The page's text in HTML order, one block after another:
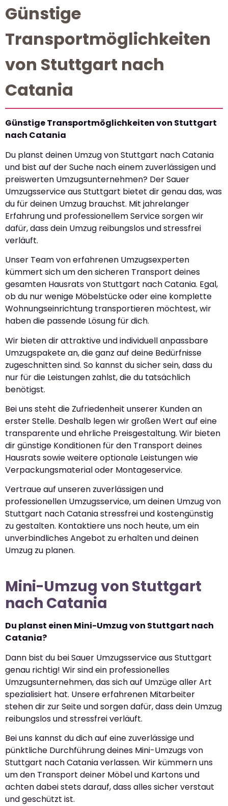
Günstige
Transportmöglichkeiten
von Stuttgart nach
Catania
Günstige Transportmöglichkeiten von Stuttgart
nach Catania
Du planst deinen Umzug von Stuttgart nach Catania
und bist auf der Suche nach einem zuverlässigen und
preiswerten Umzugsunternehmen? Der Sauer
Umzugsservice aus Stuttgart bietet dir genau das, was
du für deinen Umzug brauchst. Mit jahrelanger
Erfahrung und professionellem Service sorgen wir
dafür, dass dein Umzug reibungslos und stressfrei
verläuft.
Unser Team von erfahrenen Umzugsexperten
kümmert sich um den sicheren Transport deines
gesamten Hausrats von Stuttgart nach Catania. Egal,
ob du nur wenige Möbelstücke oder eine komplette
Wohnungseinrichtung transportieren möchtest, wir
haben die passende Lösung für dich.
Wir bieten dir attraktive und individuell anpassbare
Umzugspakete an, die ganz auf deine Bedürfnisse
zugeschnitten sind. So kannst du sicher sein, dass du
nur für die Leistungen zahlst, die du tatsächlich
benötigst.
Bei uns steht die Zufriedenheit unserer Kunden an
erster Stelle. Deshalb legen wir großen Wert auf eine
transparente und ehrliche Preisgestaltung. Wir bieten
dir günstige Konditionen für den Transport deines
Hausrats sowie weitere optionale Leistungen wie
Verpackungsmaterial oder Montageservice.
Vertraue auf unseren zuverlässigen und
professionellen Umzugsservice, um deinen Umzug von
Stuttgart nach Catania stressfrei und kostengünstig
zu gestalten. Kontaktiere uns noch heute, um ein
unverbindliches Angebot zu erhalten und deinen
Umzug zu planen.
Mini-Umzug von Stuttgart
nach Catania
Du planst einen Mini-Umzug von Stuttgart nach
Catania?
Dann bist du bei Sauer Umzugsservice aus Stuttgart
genau richtig! Wir sind ein professionelles
Umzugsunternehmen, das sich auf Umzüge aller Art
spezialisiert hat. Unsere erfahrenen Mitarbeiter
stehen dir zur Seite und sorgen dafür, dass dein Umzug
reibungslos und stressfrei verläuft.
Bei uns kannst du dich auf eine zuverlässige und
pünktliche Durchführung deines Mini-Umzugs von
Stuttgart nach Catania verlassen. Wir kümmern uns
um den Transport deiner Möbel und Kartons und
achten dabei stets darauf, dass alles sicher verstaut
und geschützt ist.